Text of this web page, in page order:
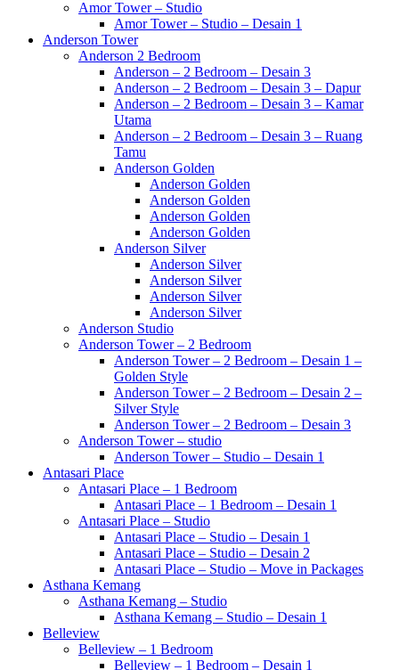
Amor Tower – Studio
Amor Tower – Studio – Desain 1
Anderson Tower
Anderson 2 Bedroom
Anderson – 2 Bedroom – Desain 3
Anderson – 2 Bedroom – Desain 3 – Dapur
Anderson – 2 Bedroom – Desain 3 – Kamar
Utama
Anderson – 2 Bedroom – Desain 3 – Ruang
Tamu
Anderson Golden
Anderson Golden
Anderson Golden
Anderson Golden
Anderson Golden
Anderson Silver
Anderson Silver
Anderson Silver
Anderson Silver
Anderson Silver
Anderson Studio
Anderson Tower – 2 Bedroom
Anderson Tower – 2 Bedroom – Desain 1 –
Golden Style
Anderson Tower – 2 Bedroom – Desain 2 –
Silver Style
Anderson Tower – 2 Bedroom – Desain 3
Anderson Tower – studio
Anderson Tower – Studio – Desain 1
Antasari Place
Antasari Place – 1 Bedroom
Antasari Place – 1 Bedroom – Desain 1
Antasari Place – Studio
Antasari Place – Studio – Desain 1
Antasari Place – Studio – Desain 2
Antasari Place – Studio – Move in Packages
Asthana Kemang
Asthana Kemang – Studio
Asthana Kemang – Studio – Desain 1
Belleview
Belleview – 1 Bedroom
Belleview – 1 Bedroom – Desain 1